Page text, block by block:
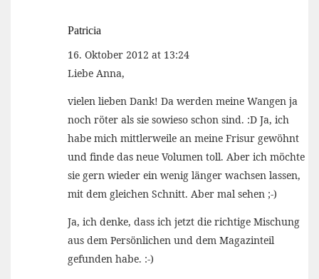
Patricia
16. Oktober 2012 at 13:24
Liebe Anna,
vielen lieben Dank! Da werden meine Wangen ja
noch röter als sie sowieso schon sind. :D Ja, ich
habe mich mittlerweile an meine Frisur gewöhnt
und finde das neue Volumen toll. Aber ich möchte
sie gern wieder ein wenig länger wachsen lassen,
mit dem gleichen Schnitt. Aber mal sehen ;-)
Ja, ich denke, dass ich jetzt die richtige Mischung
aus dem Persönlichen und dem Magazinteil
gefunden habe. :-)